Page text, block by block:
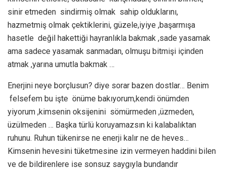
sinir etmeden sindirmiş olmak sahip olduklarını,
hazmetmiş olmak çektiklerini, güzele,iyiye ,başarmışa
hasetle değil hakettiği hayranlıkla bakmak ,sade yasamak
ama sadece yasamak sanmadan, olmuşu bitmişi içinden
atmak ,yarına umutla bakmak …
Enerjini neye borçlusun? diye sorar bazen dostlar… Benim
felsefem bu işte önüme bakıyorum,kendi önümden
yiyorum ,kimsenin oksijenini sömürmeden ,üzmeden,
üzülmeden … Başka türlü koruyamazsın ki kalabalıktan
ruhunu. Ruhun tükenirse ne enerji kalır ne de heves…
Kimsenin hevesini tüketmesine izin vermeyen haddini bilen
ve de bildirenlere ise sonsuz saygıyla bundandır